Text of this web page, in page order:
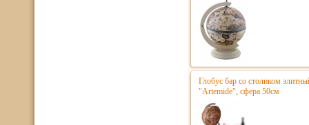
Глобус бар со столиком
"Artemide", сфера 50см